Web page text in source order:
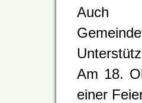
Auch
Am 18.
einer